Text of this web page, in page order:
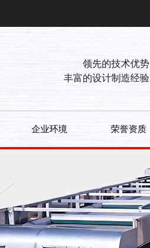
领先的技术优势
丰富的设计制造经验
企业环境 荣誉资质